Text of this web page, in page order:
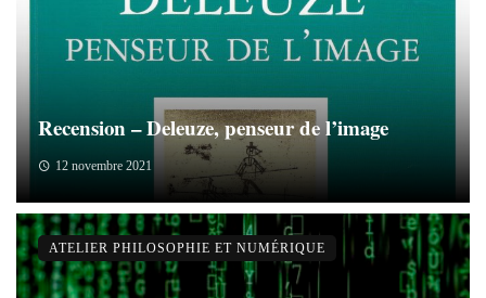
Recension – Deleuze, penseur de l’image
12 novembre 2021
ATELIER PHILOSOPHIE ET NUMÉRIQUE